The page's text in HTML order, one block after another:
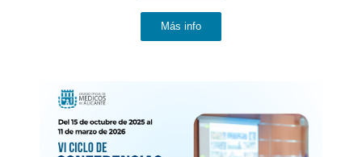
Más info